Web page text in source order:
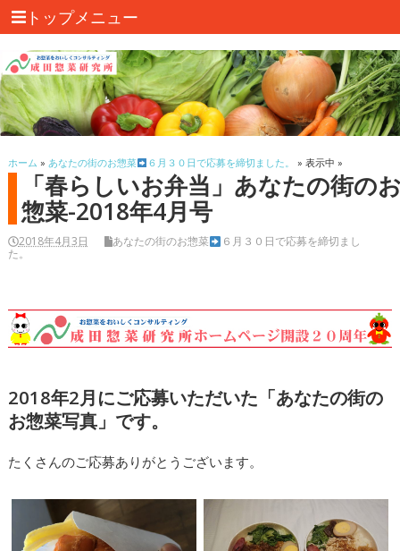
トップメニュー
ホーム » あなたの街のお惣菜 ６月３０日で応募を締切ました。 » 表示中 »
「春らしいお弁当」あなたの街の
惣菜-2018年4月号
2018年4月3日 あなたの街のお惣菜
６月３０日で応募を締切まし
た。
2018年2月にご応募いただいた「あなたの街の
お惣菜写真」です。
たくさんのご応募ありがとうございます。